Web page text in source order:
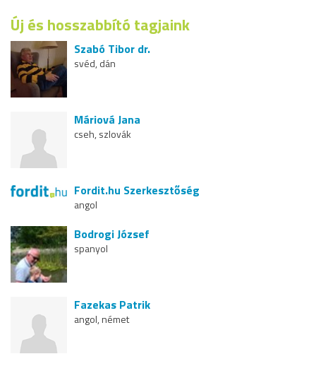
Új és hosszabbító tagjaink
Szabó Tibor dr.
svéd, dán
Máriová Jana
cseh, szlovák
Fordit.hu Szerkesztőség
angol
Bodrogi József
spanyol
Fazekas Patrik
angol, német